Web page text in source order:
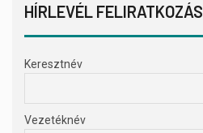
HÍRLEVÉL FELIRATKOZÁS
Keresztnév
Vezetéknév